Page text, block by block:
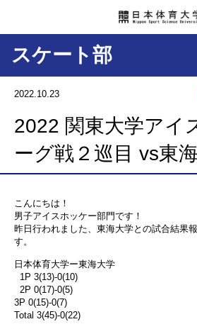
スケート部
2022.10.23
2022 関東大学アイ
ーグ戦２巡目 vs東
こんにちは！
男子アイスホッケー部門です！
昨日行われました、東海大学との試合結果
す。
日本体育大学ー東海大学
1P 3(13)-0(10)
2P 0(17)-0(5)
3P 0(15)-0(7)
Total 3(45)-0(22)